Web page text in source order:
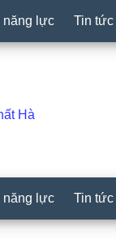
năng lực Tin tức
năng lực Tin tức